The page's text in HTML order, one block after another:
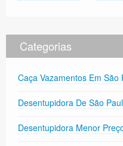
Categorias
Caça Vazamentos Em São
Desentupidora De São
Desentupidora Menor